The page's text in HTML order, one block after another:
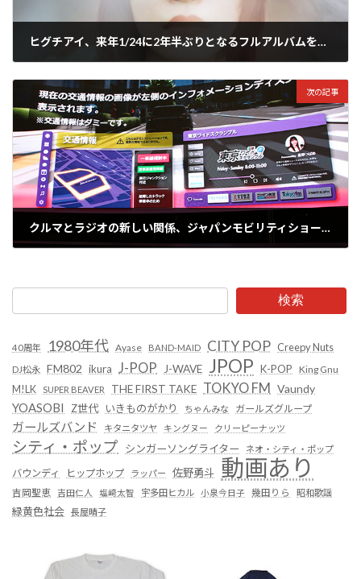
ヒグチアイ、来年1/24に2年半ぶりとなるフルアルバムを発売、さらに東名阪でのバンドワンマンツアーも決定!!
次の記事
クルマとラジオの新しい関係、ジャパンモビリティショー2023で “未来のラジオ”が体験できる!!
検索
40周年 1980年代 Ayase BAND-MAID CITY POP Creepy Nuts
DJ松永 FM802 ikura J-POP J-WAVE JPOP K-POP
King Gnu
M!LK
SUPER BEAVER THE FIRST TAKE TOKYO FM Vaundy
YOASOBI Z世代 いきものがかり ちゃんみな ガールズグループ
ガールズバンド キタニタツヤ キングヌー クリーピーナッツ
シティ・ポップ シンガーソングライター ネオ・シティ・ポップ
バウンディ ヒップホップ ラッパー 佐野勇斗 動画あり
吉岡聖恵 吉田仁人 塩﨑太智 宇多田ヒカル 小泉今日子 幾田りら 昭和歌謡
緑黄色社会 長屋晴子